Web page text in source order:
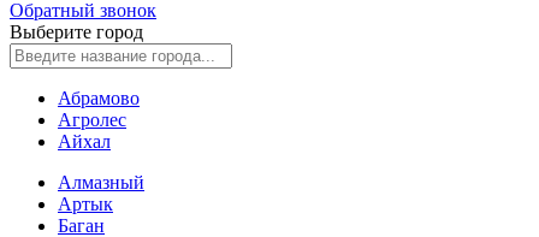
Обратный звонок
Выберите город
Абрамово
Агролес
Айхал
Алмазный
Артык
Баган